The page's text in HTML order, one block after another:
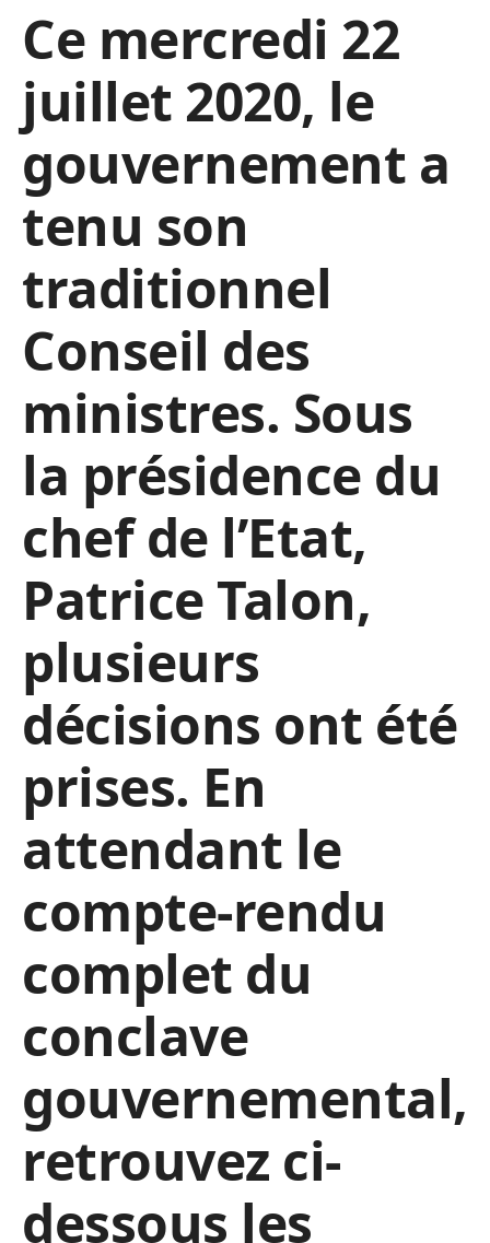
Ce mercredi 22
juillet 2020, le
gouvernement a
tenu son
traditionnel
Conseil des
ministres. Sous
la présidence du
chef de l’Etat,
Patrice Talon,
plusieurs
décisions ont été
prises. En
attendant le
compte-rendu
complet du
conclave
gouvernemental,
retrouvez ci-
dessous les